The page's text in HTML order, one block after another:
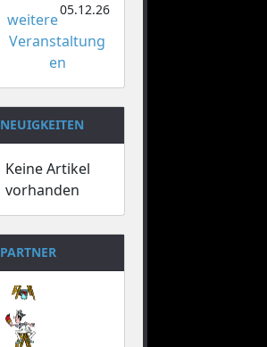
05.12.26
weitere
Veranstaltung
en
NEUIGKEITEN
Keine Artikel
vorhanden
PARTNER